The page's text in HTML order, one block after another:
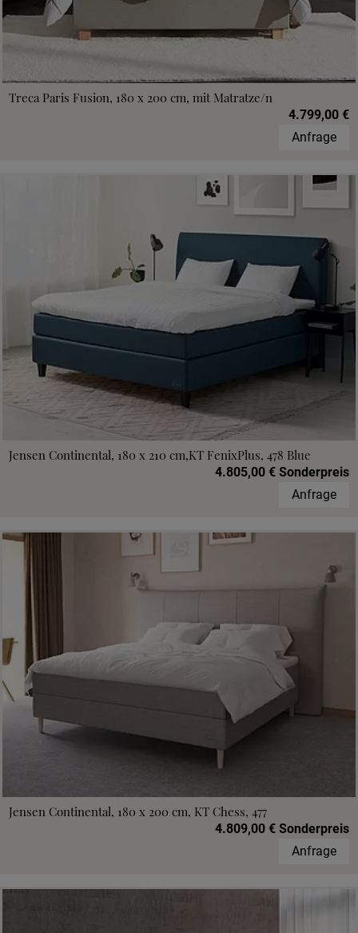
Treca Paris Fusion, 180 x 200 cm, mit Matratze/n
4.799,00 €
Anfrage
Jensen Continental, 180 x 210 cm,KT FenixPlus, 478 Blue
4.805,00 € Sonderpreis
Anfrage
Jensen Continental, 180 x 200 cm, KT Chess, 477
4.809,00 € Sonderpreis
Anfrage